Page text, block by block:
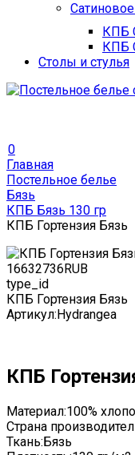
КПБ
КПБ
Столы и стулья
0
Главная
Постельное белье
Бязь
КПБ Бязь 130 гр
КПБ Гортензия Бязь
16632736RUB
type_id
КПБ Гортензия Бязь
Артикул:Hydrangea
КПБ
Материал:100%
Страна
Ткань:Бязь